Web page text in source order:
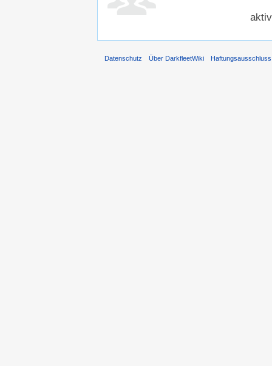
Datenschutz Über DarkfleetWiki Haftungsausschluss